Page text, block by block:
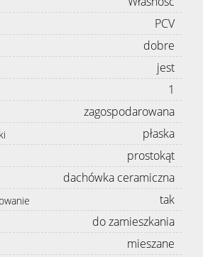
PCV
dobre
jest
1
zagospodarowana
płaska
prostokąt
dachówka ceramiczna
tak
do zamieszkania
mieszane